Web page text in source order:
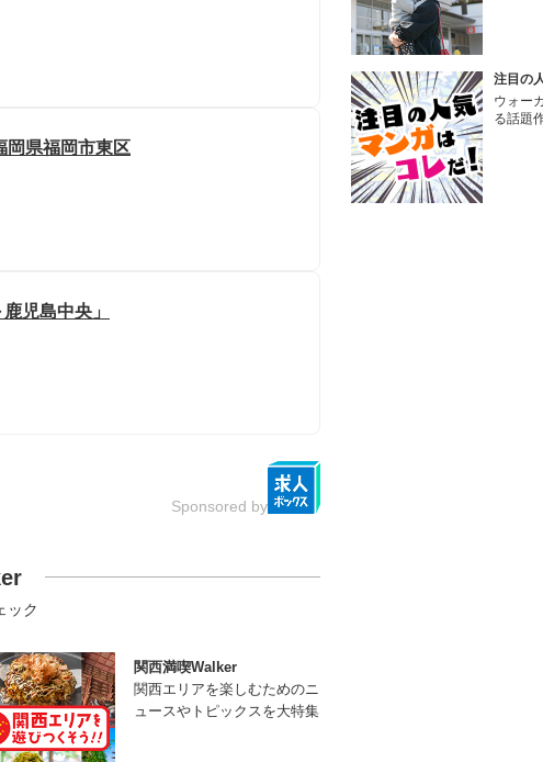
岡県福岡市東区
児島中央」
Sponsored by
ック
関西満喫Walker
関西エリアを楽しむためのニ
ュースやトピックスを大特集
注目の
ウォー
る話題